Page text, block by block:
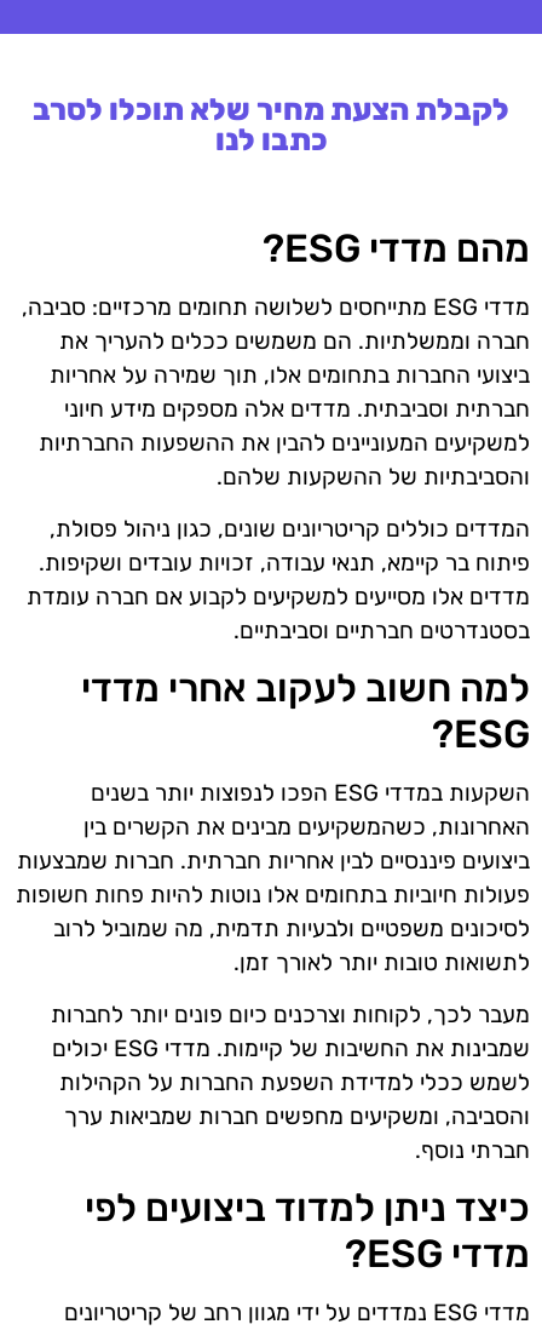
לקבלת הצעת מחיר שלא תוכלו לסרב
כתבו לנו
מהם מדדי ESG?
מדדי ESG מתייחסים לשלושה תחומים מרכזיים: סביבה,
חברה וממשלתיות. הם משמשים ככלים להעריך את
ביצועי החברות בתחומים אלו, תוך שמירה על אחריות
חברתית וסביבתית. מדדים אלה מספקים מידע חיוני
למשקיעים המעוניינים להבין את ההשפעות החברתיות
והסביבתיות של ההשקעות שלהם.
המדדים כוללים קריטריונים שונים, כגון ניהול פסולת,
פיתוח בר קיימא, תנאי עבודה, זכויות עובדים ושקיפות.
מדדים אלו מסייעים למשקיעים לקבוע אם חברה עומדת
בסטנדרטים חברתיים וסביבתיים.
למה חשוב לעקוב אחרי מדדי
ESG?
השקעות במדדי ESG הפכו לנפוצות יותר בשנים
האחרונות, כשהמשקיעים מבינים את הקשרים בין
ביצועים פיננסיים לבין אחריות חברתית. חברות שמבצעות
פעולות חיוביות בתחומים אלו נוטות להיות פחות חשופות
לסיכונים משפטיים ולבעיות תדמית, מה שמוביל לרוב
לתשואות טובות יותר לאורך זמן.
מעבר לכך, לקוחות וצרכנים כיום פונים יותר לחברות
שמבינות את החשיבות של קיימות. מדדי ESG יכולים
לשמש ככלי למדידת השפעת החברות על הקהילות
והסביבה, ומשקיעים מחפשים חברות שמביאות ערך
חברתי נוסף.
כיצד ניתן למדוד ביצועים לפי
מדדי ESG?
מדדי ESG נמדדים על ידי מגוון רחב של קריטריונים